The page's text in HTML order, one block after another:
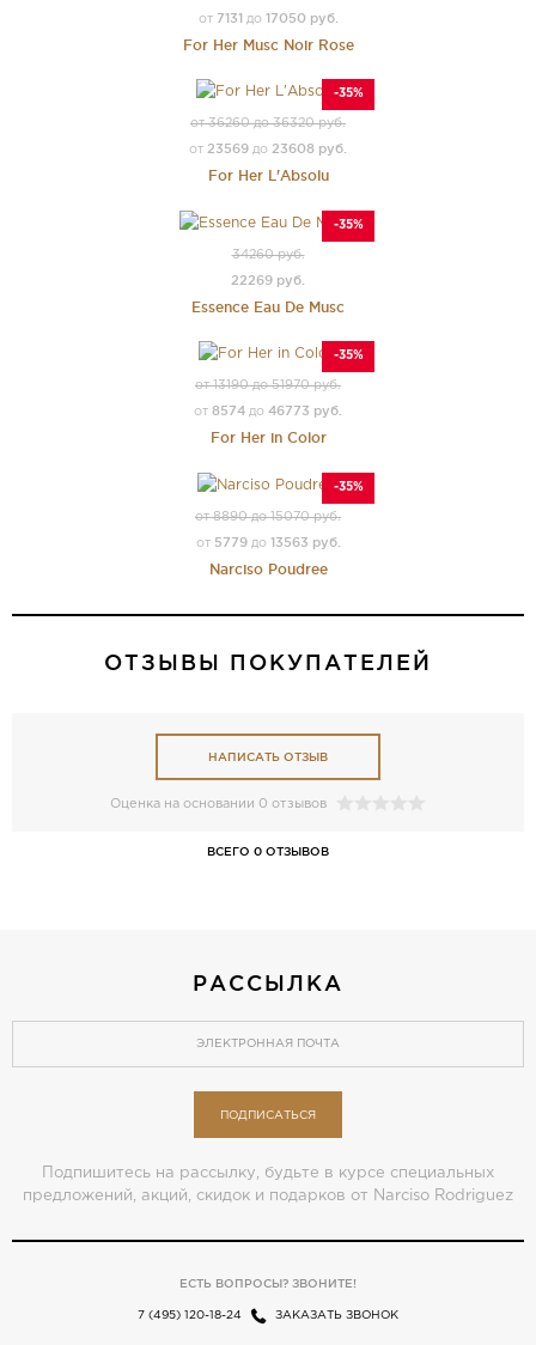
от 7131 до 17050 руб.
For Her Musc Noir Rose
-35%
от 36260 до 36320 руб.
от 23569 до 23608 руб.
For Her L'Absolu
-35%
34260 руб.
22269 руб.
Essence Eau De Musc
-35%
от 13190 до 51970 руб.
от 8574 до 46773 руб.
For Her in Color
-35%
от 8890 до 15070 руб.
от 5779до 13563 руб.
Narciso Poudree
ОТЗЫВЫ ПОКУПАТЕЛЕЙ
НАПИСАТЬ ОТЗЫВ
Оценка на основании 0 отзывов
ВСЕГО 0 ОТЗЫВОВ
РАССЫЛКА
ПОДПИСАТЬСЯ
Подпишитесь на рассылку, будьте в курсе специальных
предложений, акций, скидок и подарков от Narciso Rodriguez
ЕСТЬ ВОПРОСЫ? ЗВОНИТЕ!
7 (495) 120-18-24 ЗАКАЗАТЬ ЗВОНОК